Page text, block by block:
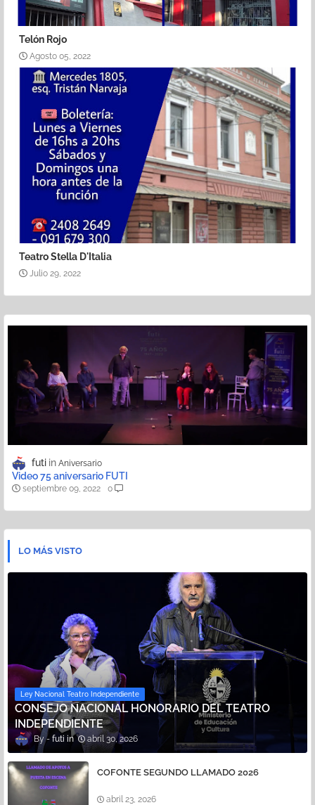
Telón Rojo
Agosto 05, 2022
Teatro Stella D'Italia
Julio 29, 2022
futi Aniversario
Video 75 aniversario FUTI
septiembre 09, 2022 0
LO MÁS VISTO
Ley Nacional Teatro Independiente
CONSEJO NACIONAL HONORARIO DEL TEATRO
INDEPENDIENTE
futi abril 30, 2026
COFONTE SEGUNDO LLAMADO 2026
abril 23, 2026